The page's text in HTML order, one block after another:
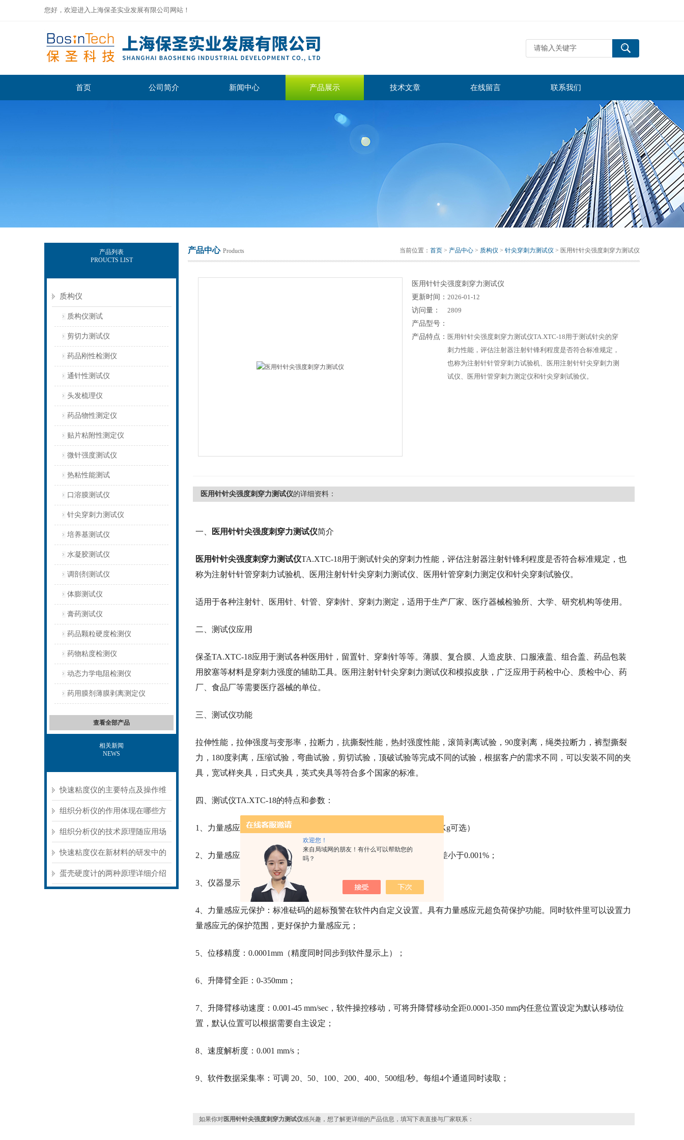
欢迎您！
来自局域网的朋友！有什么可以帮助您的
吗？
您好，欢迎进入上海保圣实业发展有限公司网站！
首页 公司简介 新闻中心 产品展示 技术文章 在线留言 联系我们
产品列表
PROUCTS LIST
质构仪
质构仪测试
剪切力测试仪
药品刚性检测仪
通针性测试仪
头发梳理仪
药品物性测定仪
贴片粘附性测定仪
微针强度测试仪
热粘性能测试
口溶膜测试仪
针尖穿刺力测试仪
培养基测试仪
水凝胶测试仪
调剖剂测试仪
体膨测试仪
膏药测试仪
药品颗粒硬度检测仪
药物粘度检测仪
动态力学电阻检测仪
药用膜剂薄膜剥离测定仪
查看全部产品
相关新闻
NEWS
快速粘度仪的主要特点及操作维
护方式
组织分析仪的作用体现在哪些方
面？
组织分析仪的技术原理随应用场
景不同存在明显差异
快速粘度仪在新材料的研发中的
应用
蛋壳硬度计的两种原理详细介绍
产品中心 Products 当前位置： 首页 > 产品中心 > 质构仪 > 针尖穿刺力测试仪 > 医用针针尖强度刺穿力测试仪
医用针针尖强度刺穿力测试仪
更新时间： 2026-01-12
访问量：
2809
产品型号：
产品特点： 医用针针尖强度刺穿力测试仪TA.XTC-18用于测试针尖的穿
刺力性能，评估注射器注射针锋利程度是否符合标准规定，
也称为注射针针管穿刺力试验机、医用注射针针尖穿刺力测
试仪、医用针管穿刺力测定仪和针尖穿刺试验仪。
医用针针尖强度刺穿力测试仪的详细资料：
一、 医用针针尖强度刺穿力测试仪简介
医用针针尖强度刺穿力测试仪TA.XTC-18用于测试针尖的穿刺力性能，评估注射器注射针锋利程度是否符合标准规定，也
称为注射针针管穿刺力试验机、医用注射针针尖穿刺力测试仪、医用针管穿刺力测定仪和针尖穿刺试验仪。
适用于各种注射针、医用针、针管、穿刺针、穿刺力测定，适用于生产厂家、医疗器械检验所、大学、研究机构等使用。
二、测试仪应用
保圣TA.XTC-18应用于测试各种医用针，留置针、穿刺针等等。薄膜、复合膜、人造皮肤、口服液盖、组合盖、药品包装
用胶塞等材料是穿刺力强度的辅助工具。医用注射针针尖穿刺力测试仪和模拟皮肤，广泛应用于药检中心、质检中心、药
厂、食品厂等需要医疗器械的单位。
三、测试仪功能
拉伸性能，拉伸强度与变形率，拉断力，抗撕裂性能，热封强度性能，滚筒剥离试验， 90度剥离，绳类拉断力，裤型撕裂
力，180度剥离，压缩试验，弯曲试验，剪切试验，顶破试验等完成不同的试验，根据客户的需求不同，可以安装不同的夹
具，宽试样夹具，日式夹具，英式夹具等符合多个国家的标准。
四、 测试仪TA.XTC-18的特点和参数：
1、力量感应元：20kg；(1kg、5kg、10 kg、20 kg、30 kg、50kg、100Kg可选）
2、力量感应元精度：＝0.0001 g（精度同时同步到软件显示上）。误差小于0.001%；
3、仪器显示：软件和7.0英寸触摸屏可选；
4、力量感应元保护：标准砝码的超标预警在软件内自定义设置。具有力量感应元超负荷保护功能。同时软件里可以设置力
量感应元的保护范围，更好保护力量感应元；
5、位移精度：0.0001mm（精度同时同步到软件显示上）；
6、升降臂全距：0-350mm；
7、升降臂移动速度：0.001-45 mm/sec，软件操控移动，可将升降臂移动全距0.0001-350 mm内任意位置设定为默认移动位
置，默认位置可以根据需要自主设定；
8、速度解析度：0.001 mm/s；
9、软件数据采集率：可调 20、50、100、200、400、500组/秒。每组4个通道同时读取；
如果你对医用针针尖强度刺穿力测试仪感兴趣，想了解更详细的产品信息，填写下表直接与厂家联系：